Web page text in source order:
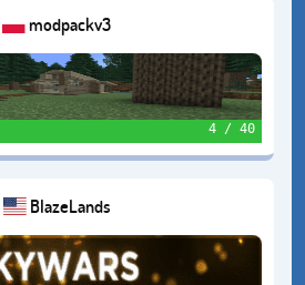
modpackv3
4 / 40
BlazeLands